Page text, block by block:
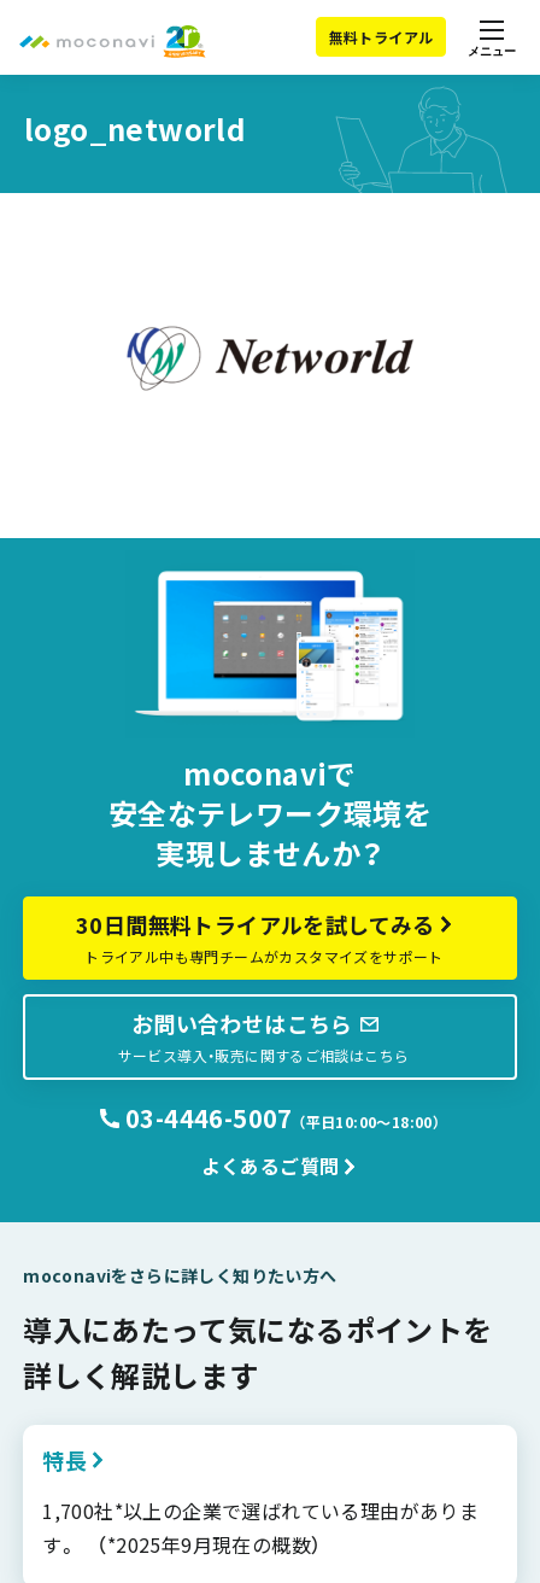
無料トライアル
メニュー
logo_networld
moconaviで
安全なテレワーク環境を
実現しませんか？
30日間無料トライアルを試してみる
トライアル中も専門チームがカスタマイズをサポート
お問い合わせはこちら
サービス導入・販売に関するご相談はこちら
03-4446-5007 （平日10:00〜18:00）
よくあるご質問
moconaviをさらに詳しく知りたい方へ
導入にあたって気になるポイントを
詳しく解説します
特長
1,700社*以上の企業で選ばれている理由がありま
す。 （*2025年9月現在の概数）